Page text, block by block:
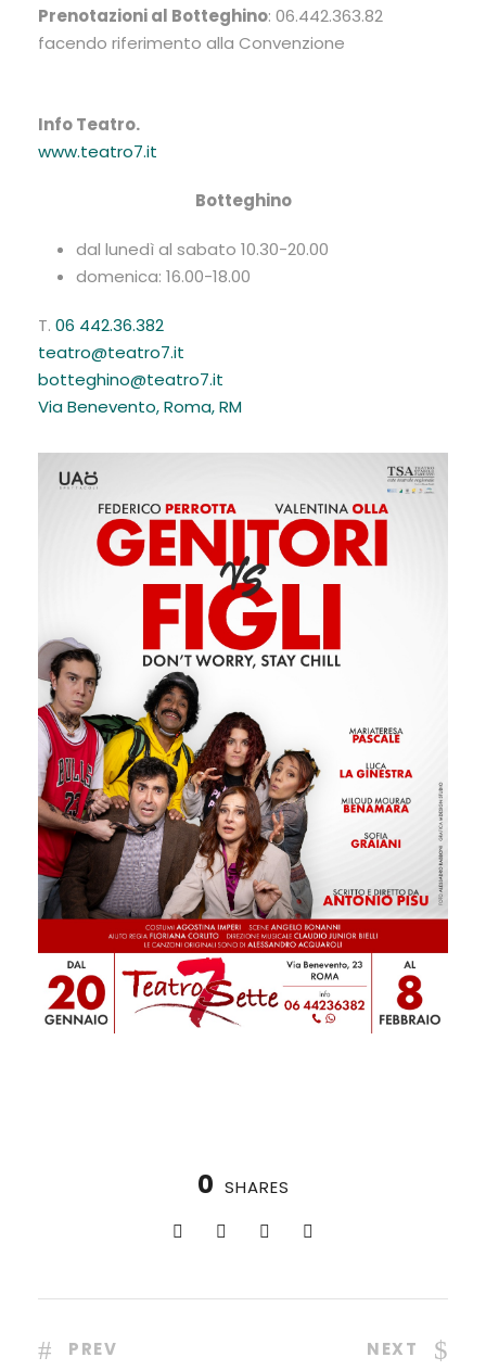
Prenotazioni al Botteghino: 06.442.363.82
facendo riferimento alla Convenzione
Info Teatro.
www.teatro7.it
Botteghino
dal lunedì al sabato 10.30-20.00
domenica: 16.00-18.00
T. 06 442.36.382
teatro@teatro7.it
botteghino@teatro7.it
Via Benevento, Roma, RM
0 SHARES
PREV NEXT